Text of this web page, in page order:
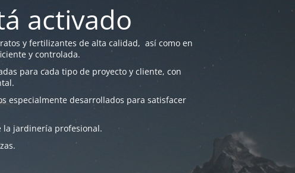
activado
y fertilizantes de alta calidad, así como en
y controlada.
para cada tipo de proyecto y cliente, con
especialmente desarrollados para satisfacer
la jardinería profesional.